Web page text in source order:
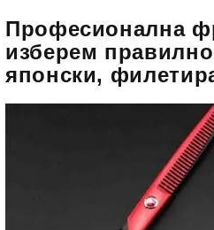
Професионална
изберем
японски,